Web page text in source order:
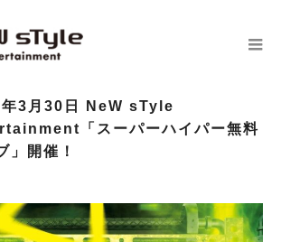
3月30日 NeW sTyle
「スーパーハイパー無料
」開催！